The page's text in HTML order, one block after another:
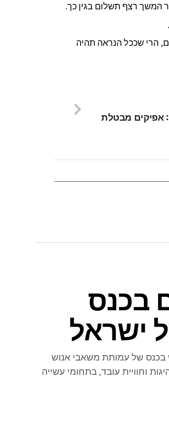
המשך רצף תשלום בגין כך.
הרי שככל הנראה תהיה
אפיקים מבטלת
6 פרסים בכנס
ישראל
בכנס של עמותת משאבי אנוש
וחוויית עובד, בתחומי עשייה